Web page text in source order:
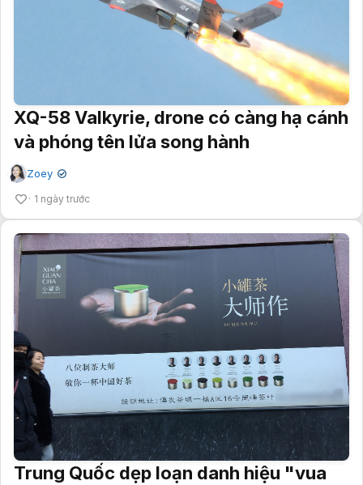
XQ-58 Valkyrie, drone có càng hạ cánh
và phóng tên lửa song hành
Zoey ✔
1 ngày trước
Trung Quốc dẹp loạn danh hiệu "vua